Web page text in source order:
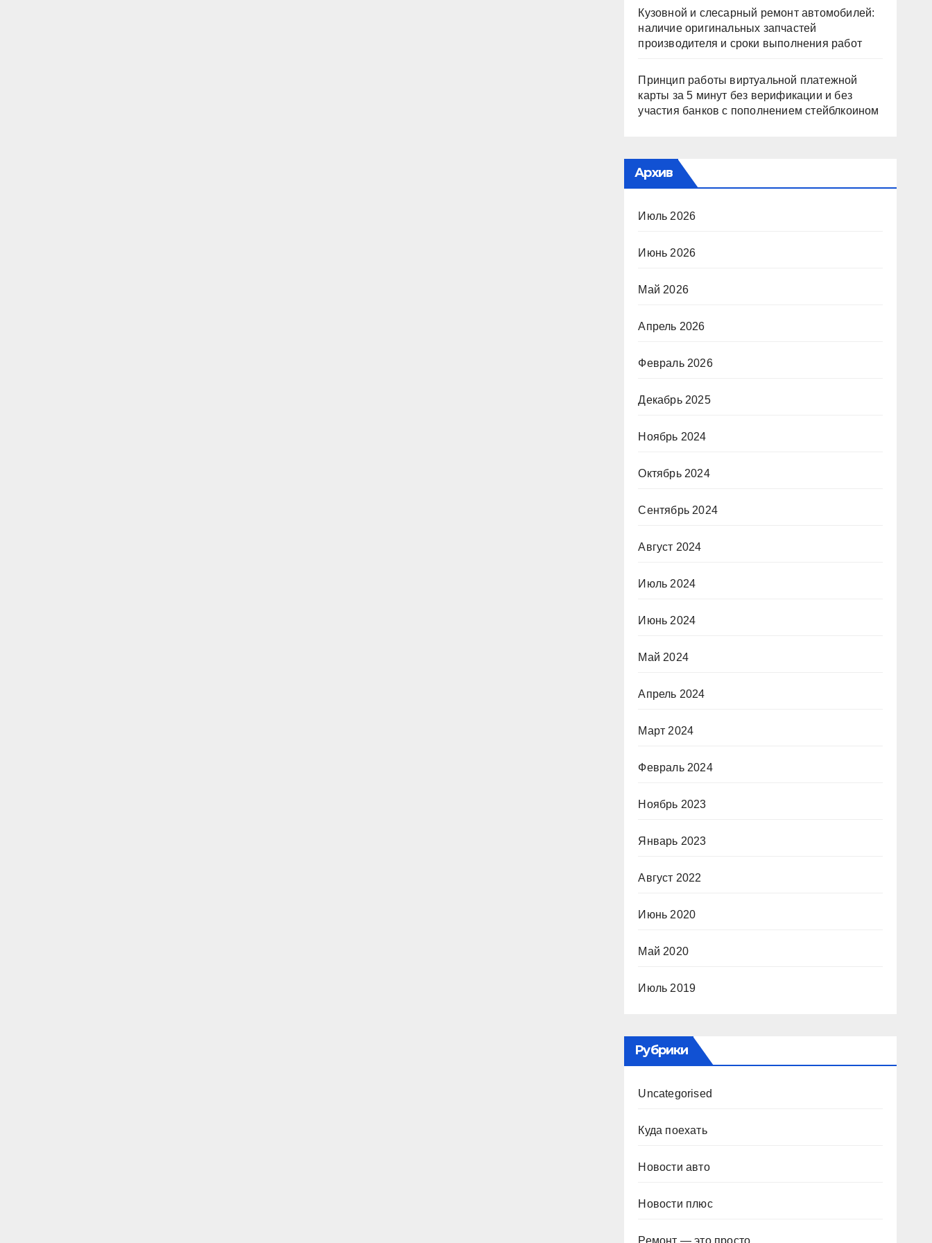
Кузовной и слесарный ремонт автомобилей:
наличие оригинальных запчастей
производителя и сроки выполнения работ
Принцип работы виртуальной платежной
карты за 5 минут без верификации и без
участия банков с пополнением стейблкоином
Архив
Июль 2026
Июнь 2026
Май 2026
Апрель 2026
Февраль 2026
Декабрь 2025
Ноябрь 2024
Октябрь 2024
Сентябрь 2024
Август 2024
Июль 2024
Июнь 2024
Май 2024
Апрель 2024
Март 2024
Февраль 2024
Ноябрь 2023
Январь 2023
Август 2022
Июнь 2020
Май 2020
Июль 2019
Рубрики
Uncategorised
Куда поехать
Новости авто
Новости плюс
Ремонт — это просто